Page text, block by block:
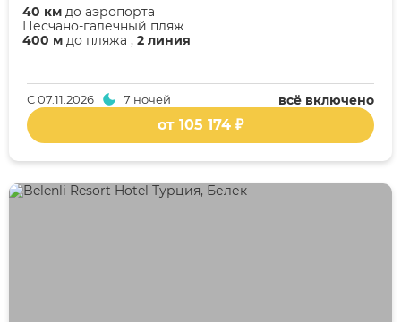
400 м до пляжа , 2 линия
Песчано-галечный пляж
40 км до аэропорта
всё включено
С07.11.2026 7 ночей
от 105 174 ₽